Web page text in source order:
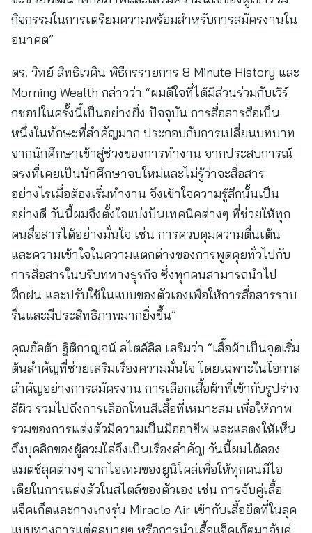
กิจกรรมในการเตรียมความพร้อมสำหรับการสมัครงานใน
อนาคต”
ดร. วิทย์ สิทธิเวคิน พิธีกรรายการ 8 Minute History และ
Morning Wealth กล่าวว่า “ผมดีใจที่ได้มีส่วนร่วมกับเวิร์
กชอปในครั้งนี้เป็นอย่างยิ่ง ปัจจุบัน การสื่อสารถือเป็น
หนึ่งในทักษะที่สำคัญมาก ประกอบกับการเปลี่ยนบทบาท
จากนักศึกษาเข้าสู่ช่วงของการทำงาน จากประสบการณ์
ตรงที่เคยเป็นนักศึกษาจบใหม่และไม่รู้ว่าจะสื่อสาร
อย่างไรเมื่อต้องเริ่มทำงาน จึงเข้าใจความรู้สึกนั้นเป็น
อย่างดี วันนี้ผมจึงตั้งใจแบ่งปันเทคนิคต่างๆ ที่ช่วยให้ทุก
คนสื่อสารได้อย่างมั่นใจ เช่น การควบคุมความตื่นเต้น
และความเข้าใจในความแตกต่างของการพูดคุยทั่วไปกับ
การสื่อสารในบริบททางธุรกิจ ซึ่งทุกคนสามารถนำไป
ฝึกฝน และปรับใช้ในแบบของตัวเองเพื่อให้การสื่อสารราบ
รื่นและมีประสิทธิภาพมากยิ่งขึ้น”
คุณอัลต้า ฐิติกาญจน์ สไตล์ลิส เสริมว่า “เสื้อผ้าเป็นจุดเริ่ม
ต้นสำคัญที่ช่วยเสริมเรื่องความมั่นใจ โดยเฉพาะในโอกาส
สำคัญอย่างการสมัครงาน การเลือกเสื้อผ้าที่เข้ากับรูปร่าง
สีผิว รวมไปถึงการเลือกโทนสีเสื้อที่เหมาะสม เพื่อให้ภาพ
รวมของการแต่งตัวมีความเป็นมืออาชีพ และแสดงให้เห็น
ถึงบุคลิกของผู้สวมใส่จึงเป็นเรื่องสำคัญ วันนี้ผมได้ลอง
แมตช์ลุคต่างๆ จากไอเทมของยูนิโคล่เพื่อให้ทุกคนมีไอ
เดียในการแต่งตัวในสไตล์ของตัวเอง เช่น การจับคู่เสื้อ
แจ็คเก็ตและกางเกงรุ่น Miracle Air เข้ากับเสื้อยืดที่ในลุค